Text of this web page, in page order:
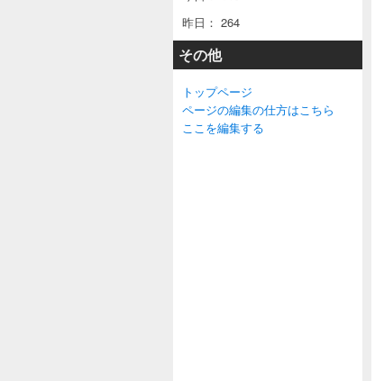
昨日： 264
その他
トップページ
ページの編集の仕方はこちら
ここを編集する